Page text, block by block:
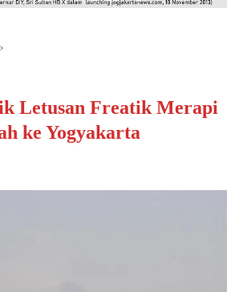
Letusan Freatik Merapi
ke Yogyakarta